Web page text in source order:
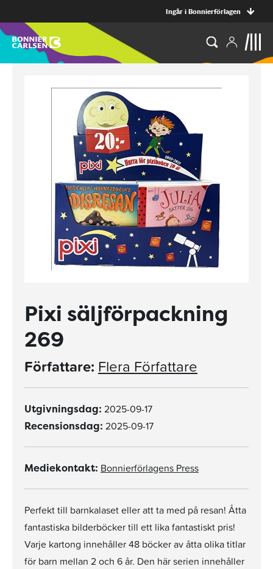
Ingår i Bonnierförlagen
Pixi säljförpackning
269
Författare: Flera Författare
Utgivningsdag: 2025-09-17
Recensionsdag: 2025-09-17
Mediekontakt: Bonnierförlagens Press
Perfekt till barnkalaset eller att ta med på resan! Åtta
fantastiska bilderböcker till ett lika fantastiskt pris!
Varje kartong innehåller 48 böcker av åtta olika titlar
för barn mellan 2 och 6 år. Den här serien innehåller